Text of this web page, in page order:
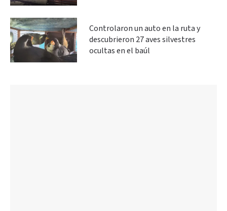
Controlaron un auto en la ruta y
descubrieron 27 aves silvestres
ocultas en el baúl